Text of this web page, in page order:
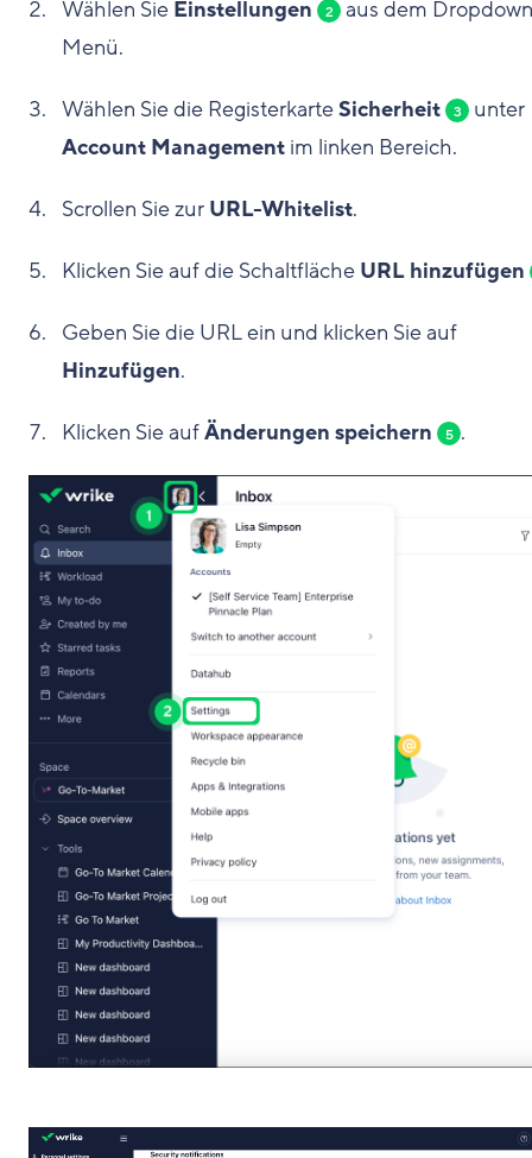
Wählen Sie Einstellungen 2
aus dem
Menü.
Wählen Sie die RegisterkarteSicherheit 3
unter
Account Management im linken Bereich.
Scrollen Sie zur URL-Whitelist.
Klicken Sie auf die Schaltfläche URL hinzufügen
Geben Sie die URL ein und klicken Sie auf
Hinzufügen.
Klicken Sie aufÄnderungen speichern 5 .